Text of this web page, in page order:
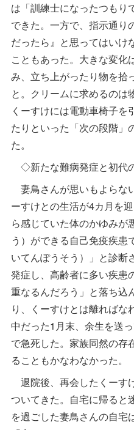
は「訓練士になったつもり
できた。一方で、指示通り
だったら』と思ってはいけ
こともあった。大きな変化
み、立ち上がったり物を拾
と。クリームに求めるのは
くーすけには電動車椅子を
たりといった「次の段階」
た。
◇新たな難病発症と初代
妻鳥さんが思いもよらな
ーすけとの生活が4カ月を
ら感じていた体のかゆみが
う）ができる自己免疫疾患
いてんぽうそう）」と診断
発症し、高齢者に多い疾患
重なるんだろう」と落ち込
り、くーすけとは離れば
中だった1月末、余生を送
で急死した。家族同然の存
ることもかなわなかった。
退院後、再会したくーす
ついてきた。自宅に帰ると
を過ごした妻鳥さんの自宅